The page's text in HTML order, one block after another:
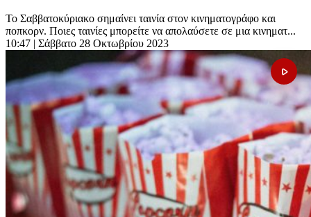
Το Σαββατοκύριακο σημαίνει ταινία στον κινηματογράφο και
ποπκορν. Ποιες ταινίες μπορείτε να απολαύσετε σε μια κινηματ...
10:47 | Σάββατο 28 Οκτωβρίου 2023